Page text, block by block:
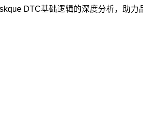
DTC基础逻辑的深度分析，助力